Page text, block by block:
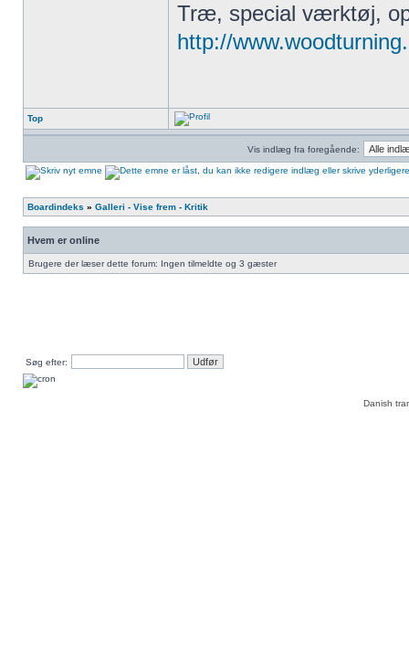
Træ, special værktøj,
http://
Top
Vis indlæg fra foregående:
Boardindeks » Galleri - Vise frem - Kritik
Hvem er online
Brugere der læser dette forum: Ingen tilmeldte og 3 gæster
Søg efter:
Danish